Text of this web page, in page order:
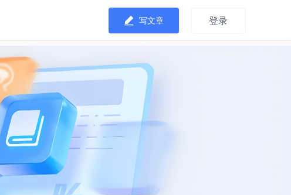
写文章 登录